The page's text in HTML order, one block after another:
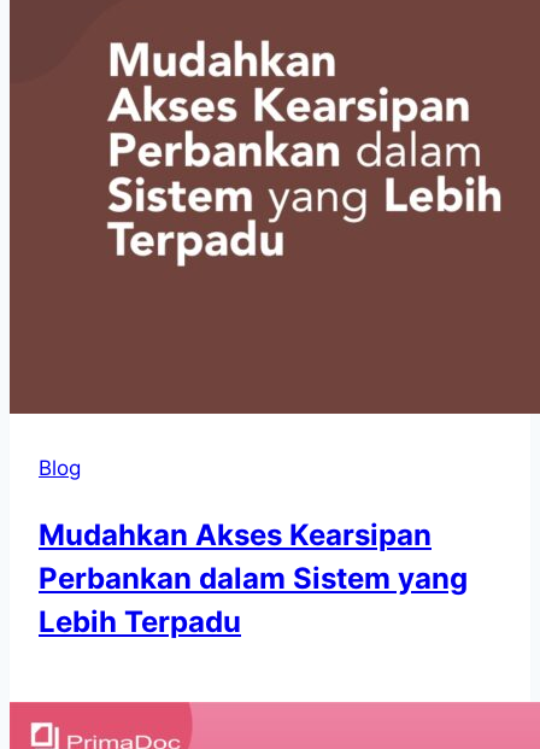
Blog
Mudahkan Akses Kearsipan
Perbankan dalam Sistem yang
Lebih Terpadu